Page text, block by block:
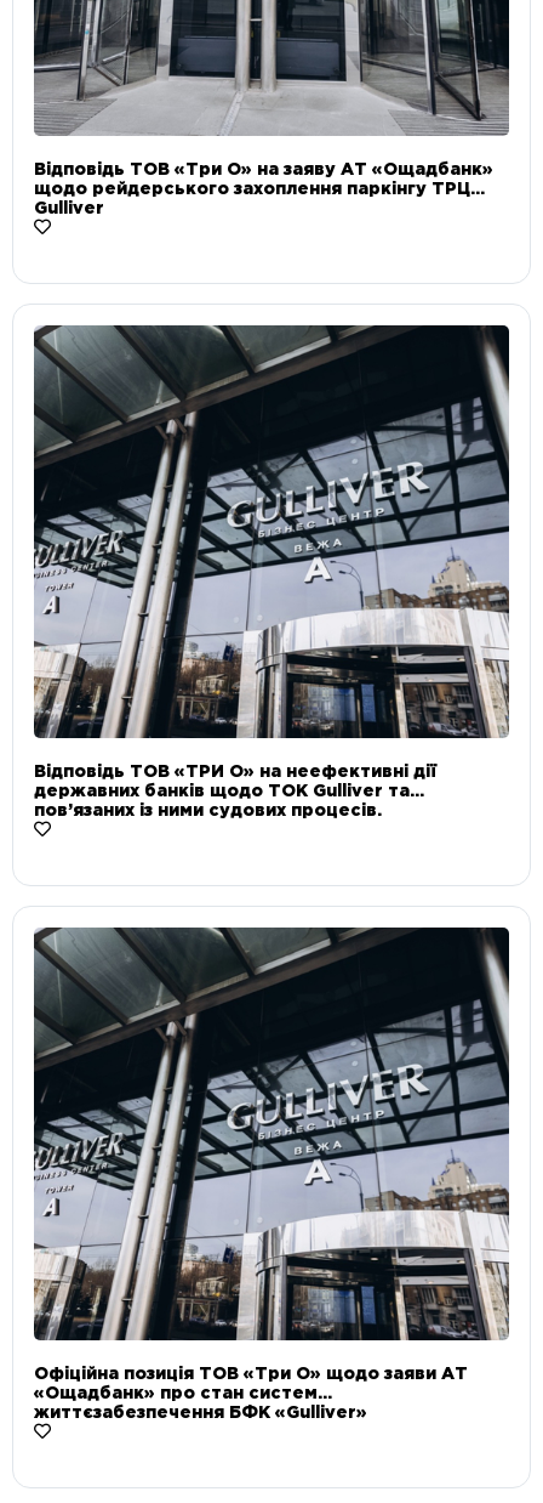
Відповідь ТОВ «Три О» на заяву АТ «Ощадбанк»
щодо рейдерського захоплення паркінгу ТРЦ
Gulliver
Відповідь ТОВ «ТРИ О» на неефективні дії
державних банків щодо ТОК Gulliver та
пов’язаних із ними судових процесів.
Офіційна позиція ТОВ «Три О» щодо заяви АТ
«Ощадбанк» про стан систем
життєзабезпечення БФК «Gulliver»